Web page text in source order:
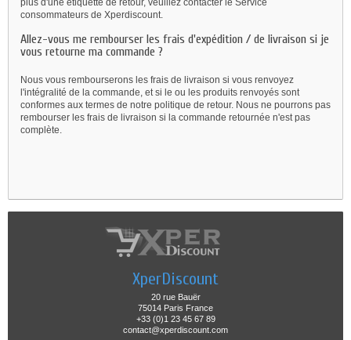
plus d'une étiquette de retour, veuillez contacter le Service
consommateurs de Xperdiscount.
Allez-vous me rembourser les frais d'expédition / de livraison si je
vous retourne ma commande ?
Nous vous rembourserons les frais de livraison si vous renvoyez
l'intégralité de la commande, et si le ou les produits renvoyés sont
conformes aux termes de notre politique de retour. Nous ne pourrons pas
rembourser les frais de livraison si la commande retournée n'est pas
complète.
XperDiscount
20 rue Bauër
75014 Paris France
+33 (0)1 23 45 67 89
contact@xperdiscount.com